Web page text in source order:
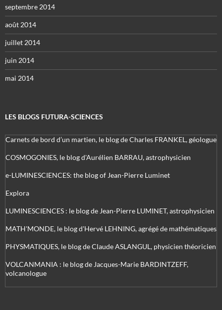
septembre 2014
août 2014
juillet 2014
juin 2014
mai 2014
LES BLOGS FUTURA-SCIENCES
Carnets de bord d’un martien, le blog de Charles FRANKEL, géologue
COSMOGONIES, le blog d'Aurélien BARRAU, astrophysicien
e-LUMINESCIENCES: the blog of Jean-Pierre Luminet
Explora
LUMINESCIENCES : le blog de Jean-Pierre LUMINET, astrophysicien
MATH'MONDE, le blog d'Hervé LEHNING, agrégé de mathématiques
PHYSMATIQUES, le blog de Claude ASLANGUL, physicien théoricien
VOLCANMANIA : le blog de Jacques-Marie BARDINTZEFF,
volcanologue